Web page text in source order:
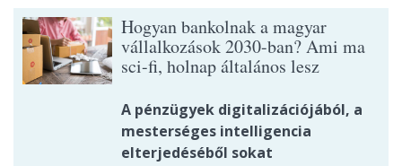
Hogyan bankolnak a magyar
vállalkozások 2030-ban? Ami ma
sci-fi, holnap általános lesz
A pénzügyek digitalizációjából, a
mesterséges intelligencia
elterjedéséből sokat